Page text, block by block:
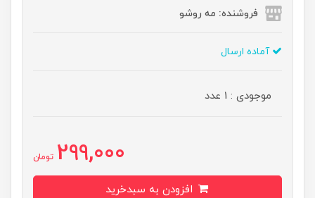
فروشنده: مه رو‌شو
آماده ارسال
موجودی : 1 عدد
299,000 تومان